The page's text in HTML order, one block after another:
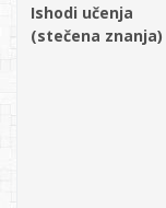
Ishodi učenja
(stečena znanja)